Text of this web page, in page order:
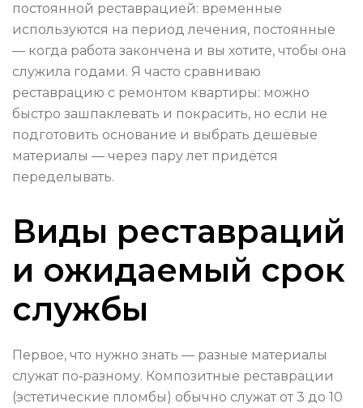
постоянной реставрацией: временные
используются на период лечения, постоянные
— когда работа закончена и вы хотите, чтобы она
служила годами. Я часто сравниваю
реставрацию с ремонтом квартиры: можно
быстро зашпаклевать и покрасить, но если не
подготовить основание и выбрать дешёвые
материалы — через пару лет придётся
переделывать.
Виды реставраций
и ожидаемый срок
службы
Первое, что нужно знать — разные материалы
служат по‑разному. Композитные реставрации
(эстетические пломбы) обычно служат от 3 до 10